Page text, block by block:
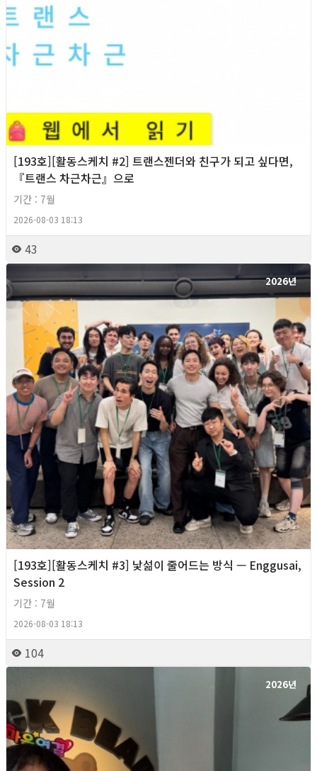
[193호][활동스케치 #2] 트랜스젠더와 친구가 되고 싶다면,
『트랜스 차근차근』으로
기간 : 7월
2026-08-03 18:13
43
2026년
[193호][활동스케치 #3] 낯섦이 줄어드는 방식 — Enggusai,
Session 2
기간 : 7월
2026-08-03 18:13
104
2026년